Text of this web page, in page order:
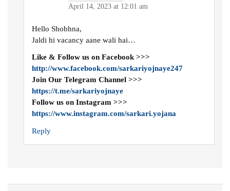
April 14, 2023 at 12:01 am
Hello Shobhna,
Jaldi hi vacancy aane wali hai…
Like & Follow us on Facebook >>>
http://www.facebook.com/sarkariyojnaye247
Join Our Telegram Channel >>>
https://t.me/sarkariyojnaye
Follow us on Instagram >>>
https://www.instagram.com/sarkari.yojana
Reply